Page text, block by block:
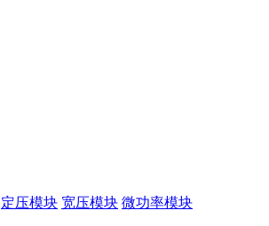
定压模块 宽压模块 微功率模块